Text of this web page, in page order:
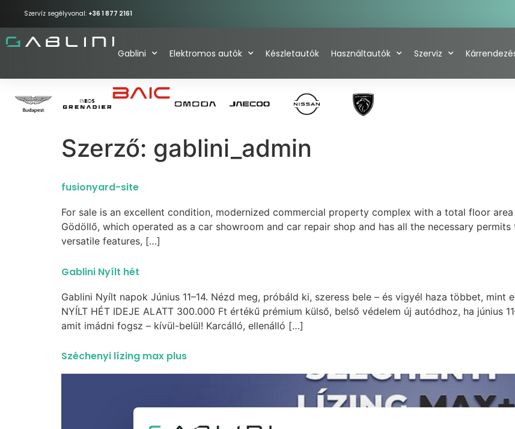
Szervíz segélyvonal: +36 1 877 2161
Gablini Elektromos autók Készletautók Használtautók Szerviz
Szerző: gablini_admin
fusionyard-site
For sale is an excellent condition, modernized commercial property complex with a total floor
Gödöllő, which operated as a car showroom and car repair shop and has all the necessary
versatile features, […]
Gablini Nyílt hét
Gablini Nyílt napok Június 11–14. Nézd meg, próbáld ki, szeress bele – és vigyél haza többet, mint
NYÍLT HÉT IDEJE ALATT 300.000 Ft értékű prémium külső, belső védelem új autódhoz, ha június
amit imádni fogsz – kívül-belül! Karcálló, ellenálló […]
Széchenyi lízing max plus